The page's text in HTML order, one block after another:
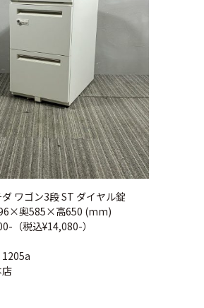
ワゴン3段 ST ダイヤル錠
奥585×高650 (mm)
（税込¥14,080-）